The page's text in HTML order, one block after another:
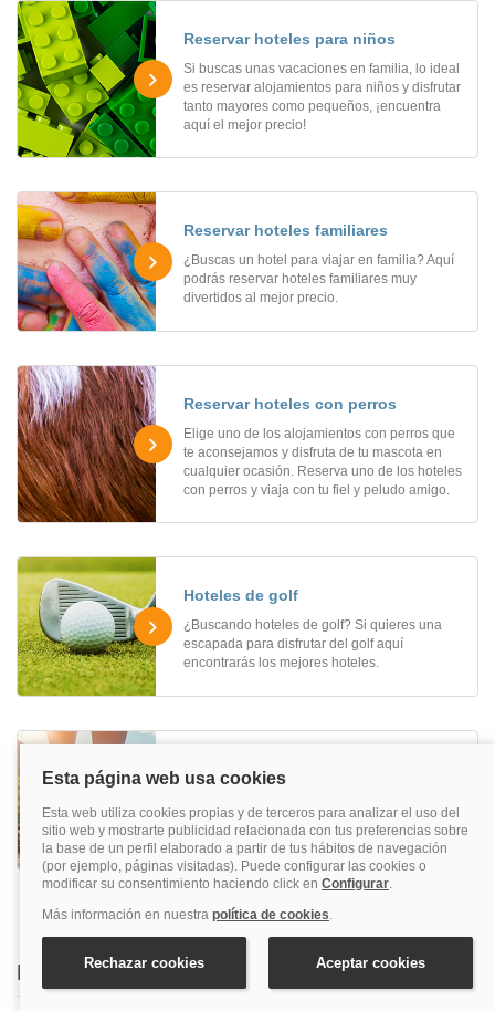
Reservar hoteles para niños
Si buscas unas vacaciones en familia, lo ideal
es reservar alojamientos para niños y disfrutar
tanto mayores como pequeños, ¡encuentra
aquí el mejor precio!
Reservar hoteles familiares
¿Buscas un hotel para viajar en familia? Aquí
podrás reservar hoteles familiares muy
divertidos al mejor precio.
Reservar hoteles con perros
Elige uno de los alojamientos con perros que
te aconsejamos y disfruta de tu mascota en
cualquier ocasión. Reserva uno de los hoteles
con perros y viaja con tu fiel y peludo amigo.
Hoteles de golf
¿Buscando hoteles de golf? Si quieres una
escapada para disfrutar del golf aquí
encontrarás los mejores hoteles.
Hoteles para hacer senderismo
naturaleza? Reserva uno de nuestros hoteles
para hacer senderismo.
Destinos más populares en Quehoteles